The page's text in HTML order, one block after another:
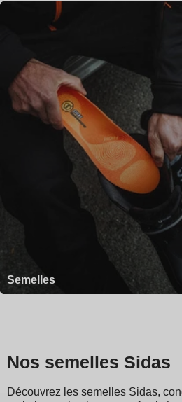
Semelles
Nos semelles Sidas
Découvrez les semelles Sidas,